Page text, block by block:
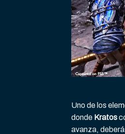
Uno de los
donde Kratos
avanza,